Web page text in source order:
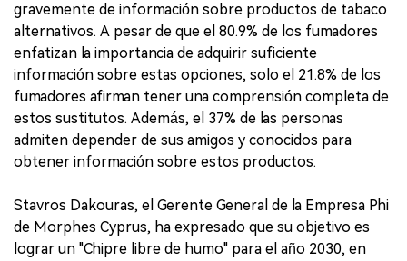
gravemente de información sobre productos de tabaco
alternativos. A pesar de que el 80.9% de los fumadores
enfatizan la importancia de adquirir suficiente
información sobre estas opciones, solo el 21.8% de los
fumadores afirman tener una comprensión completa de
estos sustitutos. Además, el 37% de las personas
admiten depender de sus amigos y conocidos para
obtener información sobre estos productos.
Stavros Dakouras, el Gerente General de la Empresa Phi
de Morphes Cyprus, ha expresado que su objetivo es
lograr un "Chipre libre de humo" para el año 2030, en